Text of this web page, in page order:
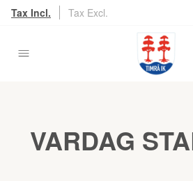
Tax Incl. Tax Excl.
VARDAG